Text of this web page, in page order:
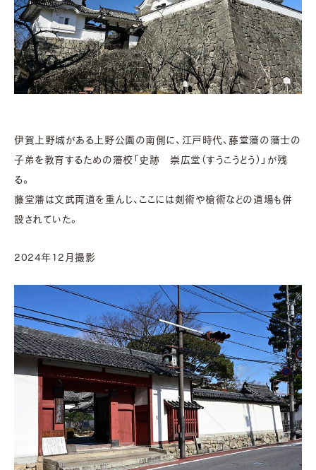
伊賀上野城がある上野公園の南側に、江戸時代、藤堂藩の藩士の
子弟を教育するための藩校「史跡 崇広堂（すうこうどう）」が残
る。
藤堂藩は文武両道を重んじ、ここには剣術や槍術などの道場も併
設されていた。
2024年12月撮影